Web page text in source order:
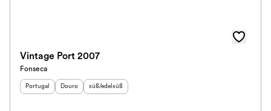
Vintage Port 2007
Fonseca
Herkunftsland:
Portugal Herkunftsregion:
Douro Geschmack:
süß/edelsüß